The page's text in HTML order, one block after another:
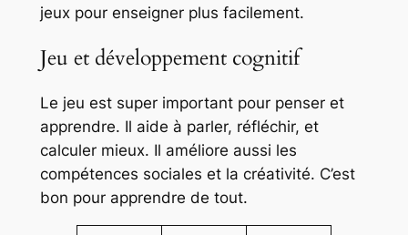
jeux pour enseigner plus facilement.
Jeu et développement cognitif
Le jeu est super important pour penser et
apprendre. Il aide à parler, réfléchir, et
calculer mieux. Il améliore aussi les
compétences sociales et la créativité. C’est
bon pour apprendre de tout.